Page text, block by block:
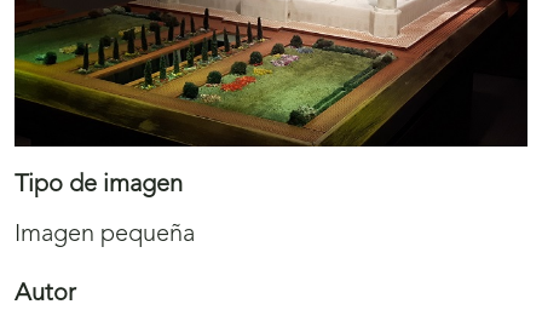
Tipo de imagen
Imagen pequeña
Autor